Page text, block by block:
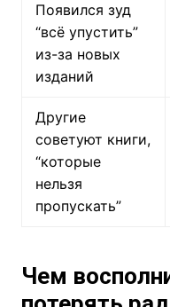
Появился зуд
“всё упустить”
из-за новых
изданий
Другие
советуют книги,
“которые
нельзя
пропускать”
Чем